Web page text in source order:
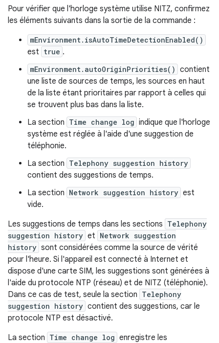
Pour vérifier que l'horloge système utilise NITZ, confirmez
les éléments suivants dans la sortie de la commande :
mEnvironment.isAutoTimeDetectionEnabled()
est true .
mEnvironment.autoOriginPriorities() contient
une liste de sources de temps, les sources en haut
de la liste étant prioritaires par rapport à celles qui
se trouvent plus bas dans la liste.
La section Time change log indique que l'horloge
système est réglée à l'aide d'une suggestion de
téléphonie.
La section Telephony suggestion history
contient des suggestions de temps.
La section Network suggestion history est
vide.
Les suggestions de temps dans les sections Telephony
suggestion history et Network suggestion
history sont considérées comme la source de vérité
pour l'heure. Si l'appareil est connecté à Internet et
dispose d'une carte SIM, les suggestions sont générées à
l'aide du protocole NTP (réseau) et de NITZ (téléphonie).
Dans ce cas de test, seule la section Telephony
suggestion history contient des suggestions, car le
protocole NTP est désactivé.
La section Time change log enregistre les